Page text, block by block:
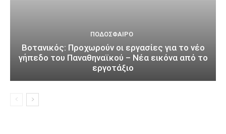
ΠΟΔΌΣΦΑΙΡΟ
Βοτανικός: Προχωρούν οι εργασίες για το νέο
γήπεδο του Παναθηναϊκού – Νέα εικόνα από το
εργοτάξιο